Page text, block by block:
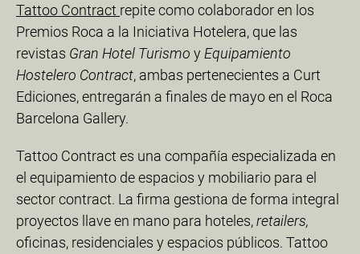
Tattoo Contract repite como colaborador en los
Premios Roca a la Iniciativa Hotelera, que las
revistas Gran Hotel Turismo y Equipamiento
Hostelero Contract, ambas pertenecientes a Curt
Ediciones, entregarán a finales de mayo en el Roca
Barcelona Gallery.
Tattoo Contract es una compañía especializada en
el equipamiento de espacios y mobiliario para el
sector contract. La firma gestiona de forma integral
proyectos llave en mano para hoteles,retailers,
oficinas, residenciales y espacios públicos. Tattoo